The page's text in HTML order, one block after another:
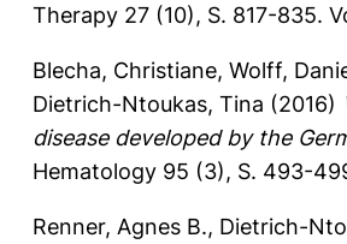
Therapy 27 (10), S. 817-835.
Blecha, Christiane, Wolff,
Dietrich-Ntoukas, Tina (2016)
disease developed by the
Hematology 95 (3), S. 493-
Renner, Agnes B., Dietrich-